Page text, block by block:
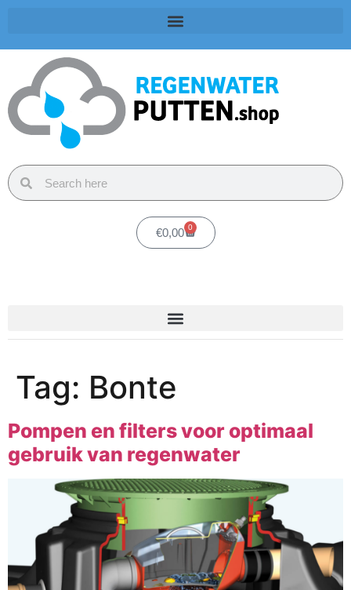
€0,00 0
Tag: Bonte
Pompen en filters voor optimaal
gebruik van regenwater